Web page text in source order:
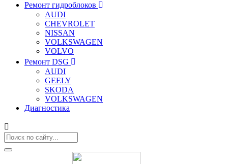
Ремонт гидроблоков
AUDI
CHEVROLET
NISSAN
VOLKSWAGEN
VOLVO
Ремонт DSG
AUDI
GEELY
SKODA
VOLKSWAGEN
Диагностика